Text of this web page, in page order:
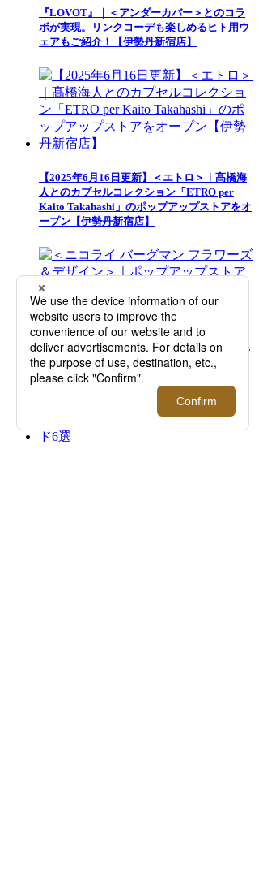
『LOVOT』｜＜アンダーカバー＞とのコラ
ボが実現。リンクコーデも楽しめるヒト用ウ
ェアもご紹介！【伊勢丹新宿店】
【2025年6月16日更新】＜エトロ＞｜髙橋海
人とのカプセルコレクション「ETRO per
Kaito Takahashi」のポップアップストアをオ
ープン【伊勢丹新宿店】
＜ニコライ バーグマン フラワーズ＆デザイ
ン＞｜ポップアップストアが期間限定オープ
ン！【伊勢丹新宿店】